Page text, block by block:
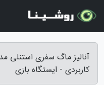
کاربردی - ایستگاه بازی